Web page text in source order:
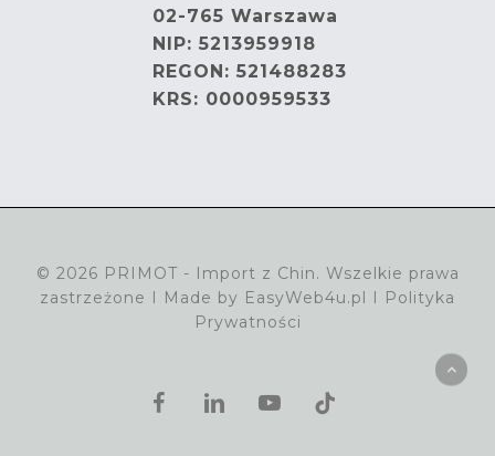
02-765 Warszawa
NIP: 5213959918
REGON: 521488283
KRS: 0000959533
© 2026 PRIMOT - Import z Chin. Wszelkie prawa
zastrzeżone I Made by EasyWeb4u.pl I Polityka
Prywatności
facebooklinkedinyoutubetiktok